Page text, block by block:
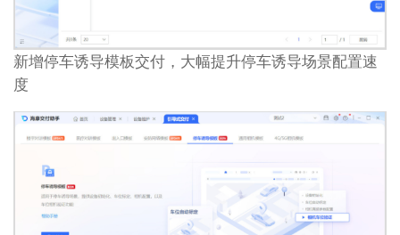
新增停车诱导模板交付，大幅提升停车诱导场景配置速
度